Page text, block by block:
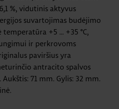
%, vidutinis aktyvus
suvartojimas budėjimo
+5 ... +35 °C,
ir perkrovoms
paviršius yra
antracito spalvos
71 mm. Gylis: 32 mm.